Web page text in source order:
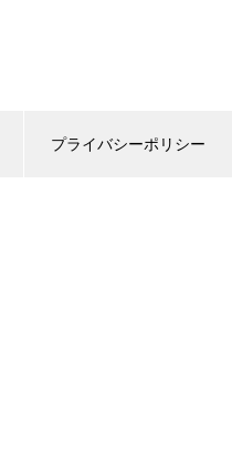
プライバシーポリシー